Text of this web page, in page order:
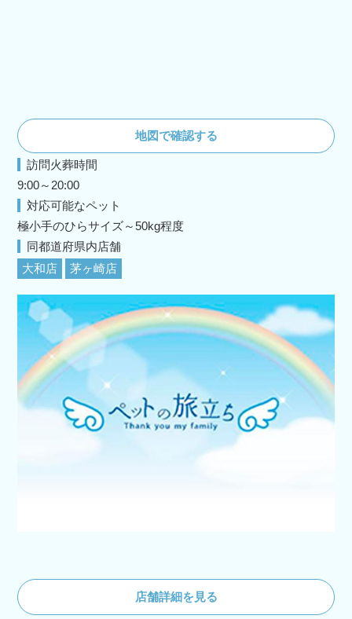
地図で確認する
訪問火葬時間
9:00～20:00
対応可能なペット
極小手のひらサイズ～50kg程度
同都道府県内店舗
大和店
茅ヶ崎店
店舗詳細を見る